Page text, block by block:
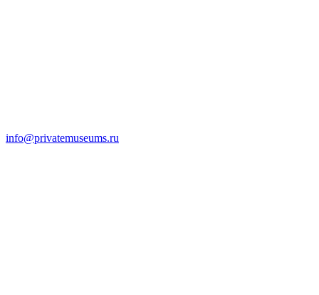
info@privatemuseums.ru